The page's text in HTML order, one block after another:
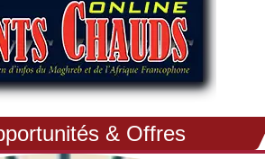
& Offres